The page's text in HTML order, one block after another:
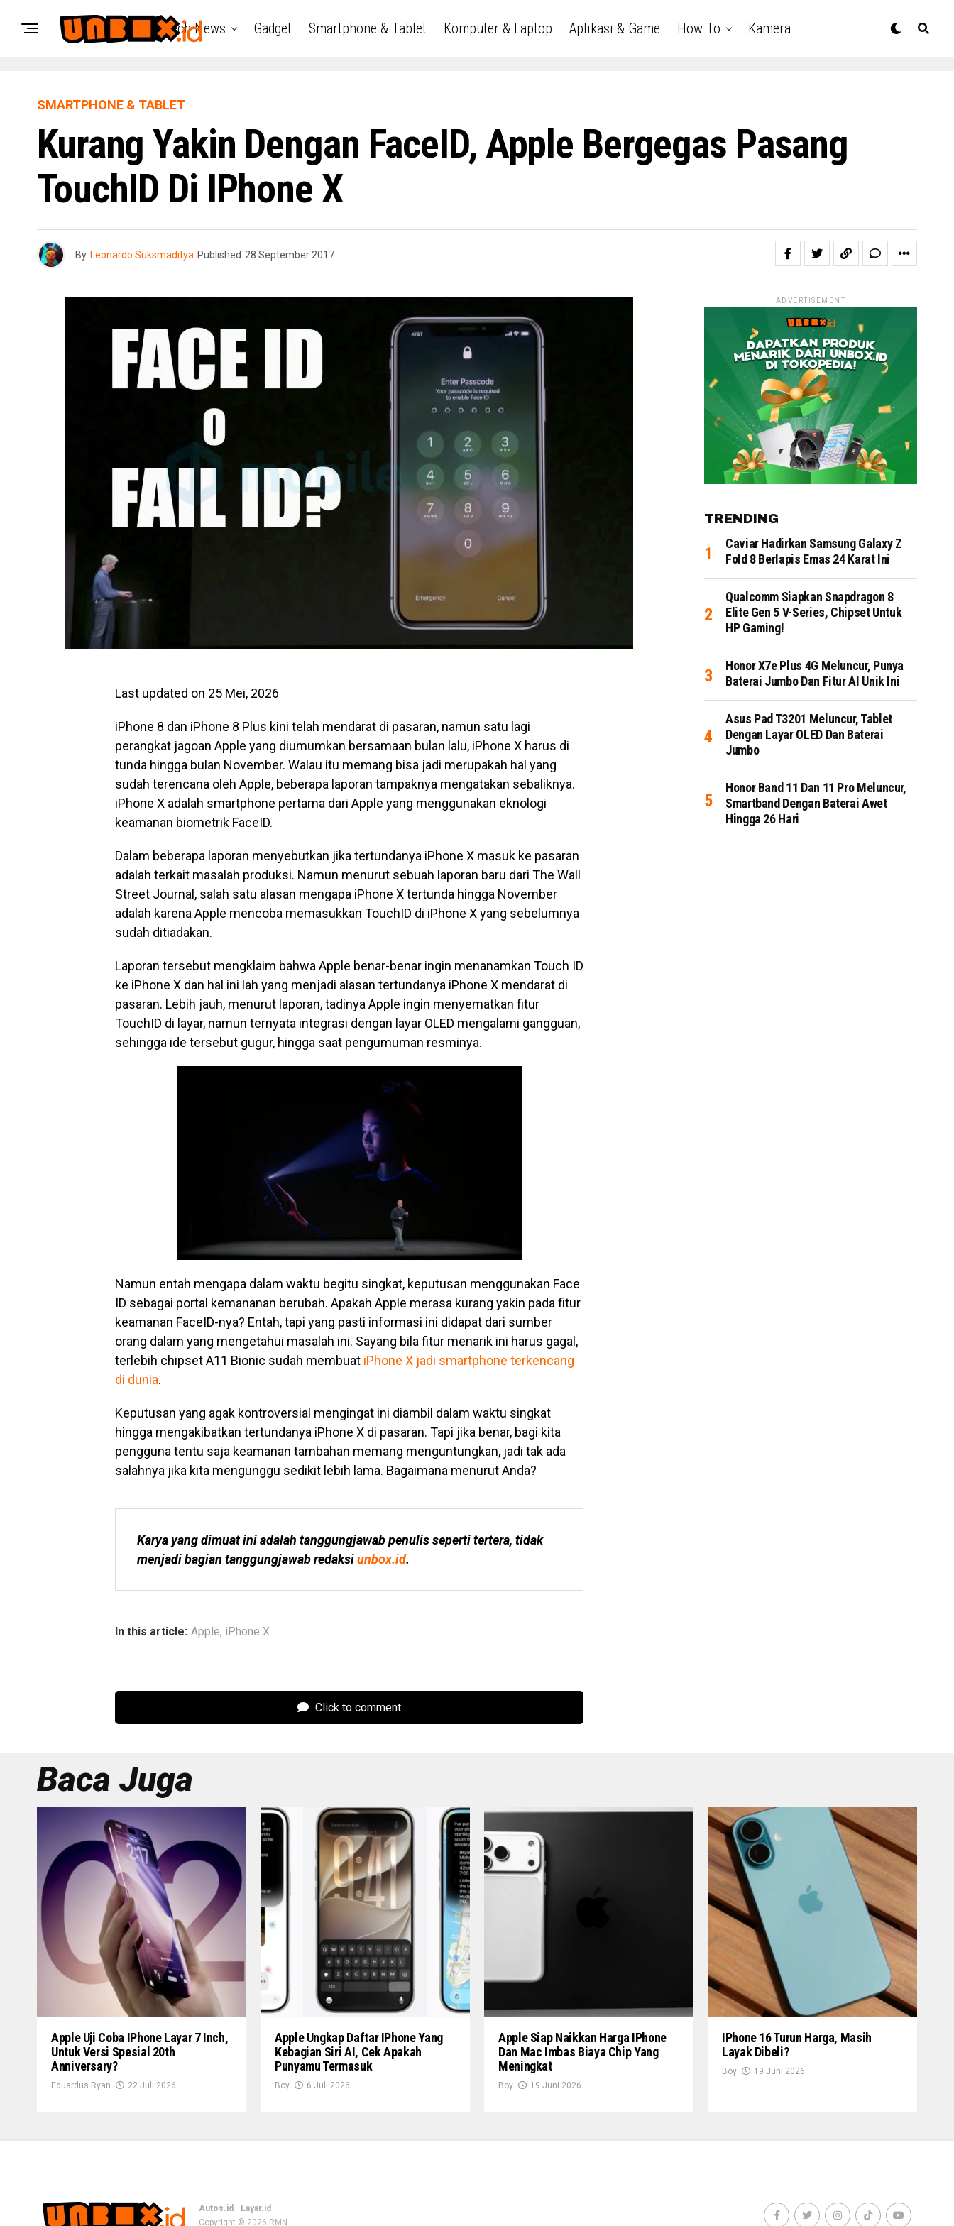
Tech News Gadget Smartphone & Tablet Komputer & Laptop Aplikasi & Game How To Kamera
SMARTPHONE & TABLET
Kurang Yakin Dengan FaceID, Apple Bergegas Pasang
TouchID Di IPhone X
By Leonardo Suksmaditya Published 28 September 2017
Last updated on 25 Mei, 2026
iPhone 8 dan iPhone 8 Plus kini telah mendarat di pasaran, namun satu lagi
perangkat jagoan Apple yang diumumkan bersamaan bulan lalu, iPhone X harus di
tunda hingga bulan November. Walau itu memang bisa jadi merupakah hal yang
sudah terencana oleh Apple, beberapa laporan tampaknya mengatakan sebaliknya.
iPhone X adalah smartphone pertama dari Apple yang menggunakan eknologi
keamanan biometrik FaceID.
Dalam beberapa laporan menyebutkan jika tertundanya iPhone X masuk ke pasaran
adalah terkait masalah produksi. Namun menurut sebuah laporan baru dari The Wall
Street Journal, salah satu alasan mengapa iPhone X tertunda hingga November
adalah karena Apple mencoba memasukkan TouchID di iPhone X yang sebelumnya
sudah ditiadakan.
Laporan tersebut mengklaim bahwa Apple benar-benar ingin menanamkan Touch ID
ke iPhone X dan hal ini lah yang menjadi alasan tertundanya iPhone X mendarat di
pasaran. Lebih jauh, menurut laporan, tadinya Apple ingin menyematkan fitur
TouchID di layar, namun ternyata integrasi dengan layar OLED mengalami gangguan,
sehingga ide tersebut gugur, hingga saat pengumuman resminya.
Namun entah mengapa dalam waktu begitu singkat, keputusan menggunakan Face
ID sebagai portal kemananan berubah. Apakah Apple merasa kurang yakin pada fitur
keamanan FaceID-nya? Entah, tapi yang pasti informasi ini didapat dari sumber
orang dalam yang mengetahui masalah ini. Sayang bila fitur menarik ini harus gagal,
terlebih chipset A11 Bionic sudah membuat iPhone X jadi smartphone terkencang
di dunia.
Keputusan yang agak kontroversial mengingat ini diambil dalam waktu singkat
hingga mengakibatkan tertundanya iPhone X di pasaran. Tapi jika benar, bagi kita
pengguna tentu saja keamanan tambahan memang menguntungkan, jadi tak ada
salahnya jika kita mengunggu sedikit lebih lama. Bagaimana menurut Anda?
Karya yang dimuat ini adalah tanggungjawab penulis seperti tertera, tidak
menjadi bagian tanggungjawab redaksi unbox.id.
In this article: Apple, iPhone X
Click to comment
ADVERTISEMENT
TRENDING
Caviar Hadirkan Samsung Galaxy Z
Fold 8 Berlapis Emas 24 Karat Ini
Qualcomm Siapkan Snapdragon 8
Elite Gen 5 V-Series, Chipset Untuk
HP Gaming!
Honor X7e Plus 4G Meluncur, Punya
Baterai Jumbo Dan Fitur AI Unik Ini
Asus Pad T3201 Meluncur, Tablet
Dengan Layar OLED Dan Baterai
Jumbo
Honor Band 11 Dan 11 Pro Meluncur,
Smartband Dengan Baterai Awet
Hingga 26 Hari
Baca Juga
Apple Uji Coba IPhone Layar 7 Inch,
Untuk Versi Spesial 20th
Anniversary?
Eduardus Ryan 22 Juli 2026
Apple Ungkap Daftar IPhone Yang
Kebagian Siri AI, Cek Apakah
Punyamu Termasuk
Boy 6 Juli 2026
Apple Siap Naikkan Harga IPhone
Dan Mac Imbas Biaya Chip Yang
Meningkat
Boy 19 Juni 2026
IPhone 16 Turun Harga, Masih
Layak Dibeli?
Boy 19 Juni 2026
Autos.id
Layar.id
Copyright © 2026 RMN